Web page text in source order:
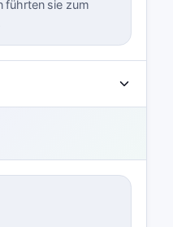
führten sie zum